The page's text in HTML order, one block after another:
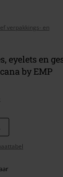
verpakkings- en
eyelets en
by EMP